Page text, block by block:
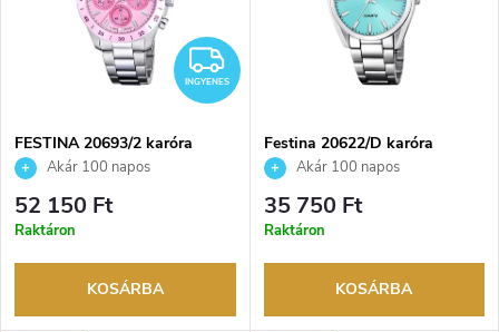
e
k
r
é
k
e
INGYENES
INGYENES
FESTINA 20693/2 karóra
Akár 100 napos
visszaküldési lehetőség. Hivatalos
márkakereskedő.
52 150 Ft
Raktáron
KOSÁRBA
Festina 20622/D karóra
Akár 100 napos
visszaküldési lehetőség. Hivatalos
márkakereskedő.
35 750 Ft
Raktáron
KOSÁRBA